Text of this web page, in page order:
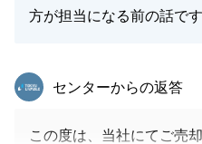
方が担当になる前の話です
東急リバブル
センターからの返答
この度は、当社にてご売